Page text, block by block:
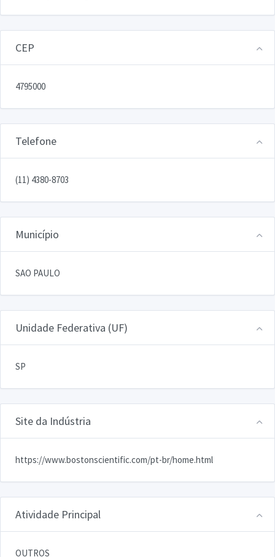
CEP
4795000
Telefone
(11) 4380-8703
Município
SAO PAULO
Unidade Federativa (UF)
SP
Site da Indústria
https://www.bostonscientific.com/pt-br/home.html
Atividade Principal
OUTROS